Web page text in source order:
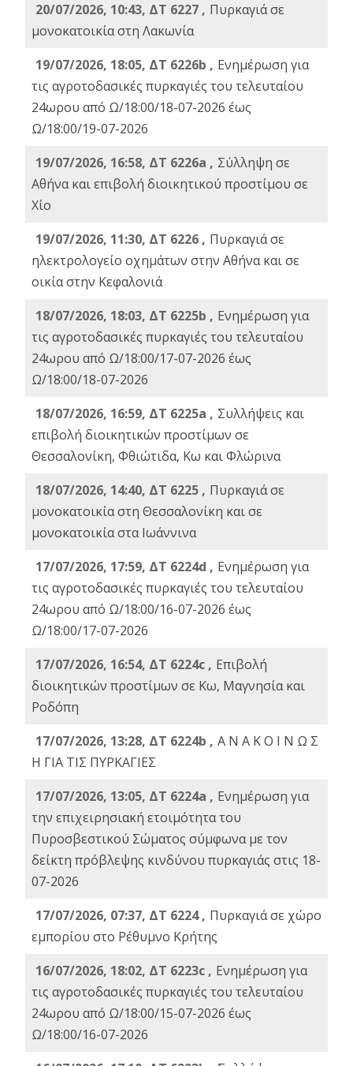
20/07/2026, 10:43, ΔΤ 6227 , Πυρκαγιά σε
μονοκατοικία στη Λακωνία
19/07/2026, 18:05, ΔΤ 6226b , Ενημέρωση για
τις αγροτοδασικές πυρκαγιές του τελευταίου
24ωρου από Ω/18:00/18-07-2026 έως
Ω/18:00/19-07-2026
19/07/2026, 16:58, ΔΤ 6226a , Σύλληψη σε
Αθήνα και επιβολή διοικητικού προστίμου σε
Χίο
19/07/2026, 11:30, ΔΤ 6226 , Πυρκαγιά σε
ηλεκτρολογείο οχημάτων στην Αθήνα και σε
οικία στην Κεφαλονιά
18/07/2026, 18:03, ΔΤ 6225b , Ενημέρωση για
τις αγροτοδασικές πυρκαγιές του τελευταίου
24ωρου από Ω/18:00/17-07-2026 έως
Ω/18:00/18-07-2026
18/07/2026, 16:59, ΔT 6225a , Συλλήψεις και
επιβολή διοικητικών προστίμων σε
Θεσσαλονίκη, Φθιώτιδα, Κω και Φλώρινα
18/07/2026, 14:40, ΔΤ 6225 , Πυρκαγιά σε
μονοκατοικία στη Θεσσαλονίκη και σε
μονοκατοικία στα Ιωάννινα
17/07/2026, 17:59, ΔΤ 6224d , Ενημέρωση για
τις αγροτοδασικές πυρκαγιές του τελευταίου
24ωρου από Ω/18:00/16-07-2026 έως
Ω/18:00/17-07-2026
17/07/2026, 16:54, ΔΤ 6224c , Επιβολή
διοικητικών προστίμων σε Κω, Μαγνησία και
Ροδόπη
17/07/2026, 13:28, ΔΤ 6224b , Α Ν Α Κ Ο Ι Ν Ω Σ
Η ΓΙΑ ΤΙΣ ΠΥΡΚΑΓΙΕΣ
17/07/2026, 13:05, ΔΤ 6224a , Ενημέρωση για
την επιχειρησιακή ετοιμότητα του
Πυροσβεστικού Σώματος σύμφωνα με τον
δείκτη πρόβλεψης κινδύνου πυρκαγιάς στις 18-
07-2026
17/07/2026, 07:37, ΔΤ 6224 , Πυρκαγιά σε χώρο
εμπορίου στο Ρέθυμνο Κρήτης
16/07/2026, 18:02, ΔΤ 6223c , Ενημέρωση για
τις αγροτοδασικές πυρκαγιές του τελευταίου
24ωρου από Ω/18:00/15-07-2026 έως
Ω/18:00/16-07-2026